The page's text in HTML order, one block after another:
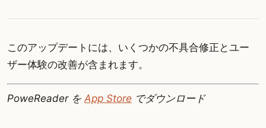
このアップデートには、いくつかの不具合修正とユー
ザー体験の改善が含まれます。
PoweReader を App Store でダウンロード